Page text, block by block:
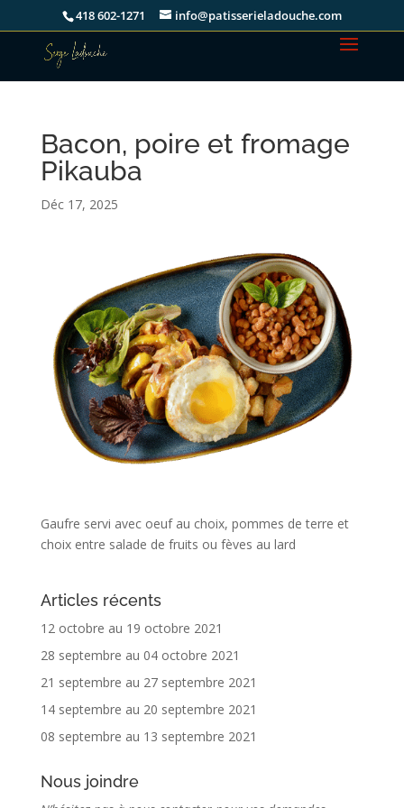
418 602-1271 info@patisserieladouche.com
Bacon, poire et fromage
Pikauba
Déc 17, 2025
Gaufre servi avec oeuf au choix, pommes de terre et
choix entre salade de fruits ou fèves au lard
Articles récents
12 octobre au 19 octobre 2021
28 septembre au 04 octobre 2021
21 septembre au 27 septembre 2021
14 septembre au 20 septembre 2021
08 septembre au 13 septembre 2021
Nous joindre